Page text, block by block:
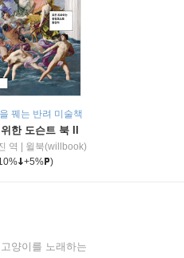
꿰는 반려 미술책
한 도슨트 북 II
역
윌북(willbook)
+5% )
양이를 노래하는